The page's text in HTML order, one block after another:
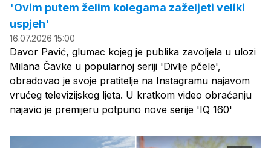
'Ovim putem želim kolegama zaželjeti veliki
uspjeh'
16.07.2026 15:00
Davor Pavić, glumac kojeg je publika zavoljela u ulozi
Milana Čavke u popularnoj seriji 'Divlje pčele',
obradovao je svoje pratitelje na Instagramu najavom
vrućeg televizijskog ljeta. U kratkom video obraćanju
najavio je premijeru potpuno nove serije 'IQ 160'